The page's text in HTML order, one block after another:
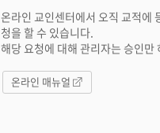
온라인 교인센터에서 오직 교적에
청을 할 수 있습니다.
해당 요청에 대해 관리자는 승인만
온라인 매뉴얼